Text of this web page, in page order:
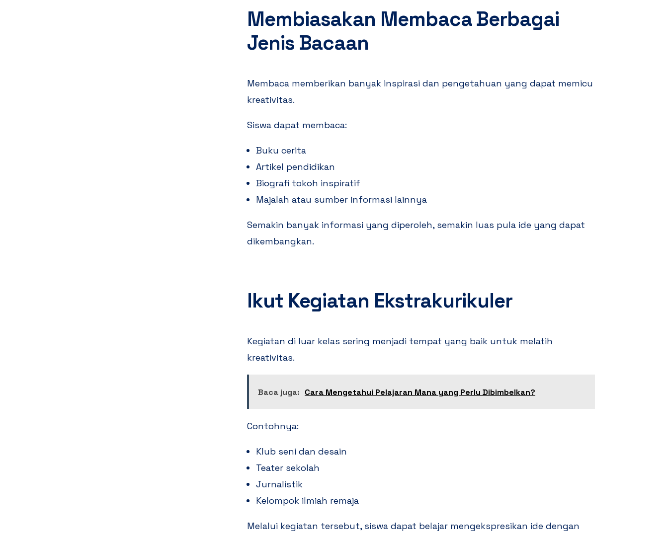
Membiasakan Membaca Berbagai
Jenis Bacaan
Membaca memberikan banyak inspirasi dan pengetahuan yang dapat memicu
kreativitas.
Siswa dapat membaca:
Buku cerita
Artikel pendidikan
Biografi tokoh inspiratif
Majalah atau sumber informasi lainnya
Semakin banyak informasi yang diperoleh, semakin luas pula ide yang dapat
dikembangkan.
Ikut Kegiatan Ekstrakurikuler
Kegiatan di luar kelas sering menjadi tempat yang baik untuk melatih
kreativitas.
Baca juga: Cara Mengetahui Pelajaran Mana yang Perlu Dibimbelkan?
Contohnya:
Klub seni dan desain
Teater sekolah
Jurnalistik
Kelompok ilmiah remaja
Melalui kegiatan tersebut, siswa dapat belajar mengekspresikan ide dengan